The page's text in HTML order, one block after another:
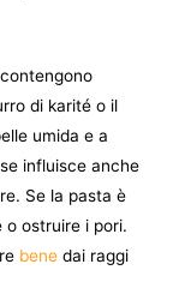
di karité o il
umida e a
influisce anche
Se la pasta è
o ostruire i pori.
bene dai raggi